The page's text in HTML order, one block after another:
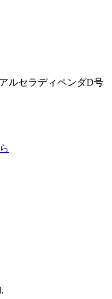
ルセラディペンダD号